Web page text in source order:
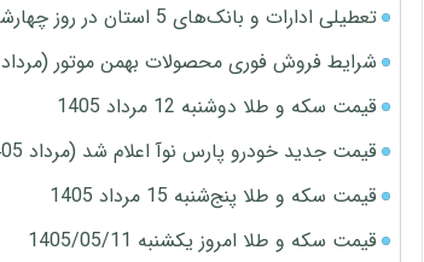
تعطیلی ادارات و بانک‌های 5 استان در روز چهارشنبه
شرایط فروش فوری محصولات بهمن موتور (مرداد 1405)
قیمت سکه و طلا دوشنبه 12 مرداد 1405
قیمت جدید خودرو پارس نوآ اعلام شد (مرداد 1405)
قیمت سکه و طلا پنج‌شنبه 15 مرداد 1405
قیمت سکه و طلا امروز یکشنبه 1405/05/11